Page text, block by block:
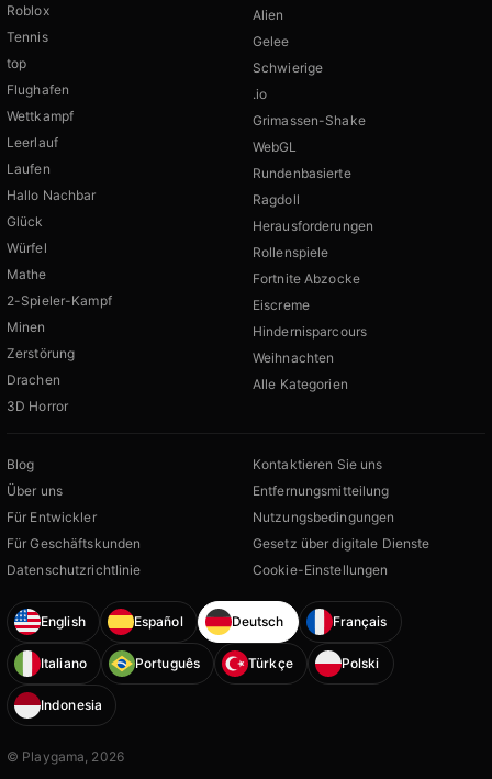
Roblox
Tennis
top
Flughafen
Wettkampf
Leerlauf
Laufen
Hallo Nachbar
Glück
Würfel
Mathe
2-Spieler-Kampf
Minen
Zerstörung
Drachen
3D Horror
Alien
Gelee
Schwierige
.io
Grimassen-Shake
WebGL
Rundenbasierte
Ragdoll
Herausforderungen
Rollenspiele
Fortnite Abzocke
Eiscreme
Hindernisparcours
Weihnachten
Alle Kategorien
Blog
Über uns
Für Entwickler
Für Geschäftskunden
Datenschutzrichtlinie
Kontaktieren Sie uns
Entfernungsmitteilung
Nutzungsbedingungen
Gesetz über digitale Dienste
Cookie-Einstellungen
English Español Deutsch Français
Italiano Português Türkçe Polski
Indonesia
© Playgama, 2026